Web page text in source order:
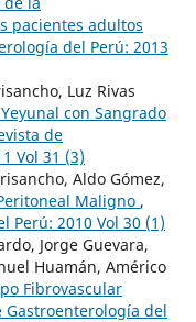
pacientes adultos
del Perú: 2013
Luz Rivas
Yeyunal con Sangrado
de
Vol 31 (3)
Aldo Gómez,
Maligno ,
Perú: 2010 Vol 30 (1)
Jorge Guevara,
Huamán, Américo
Fibrovascular
Gastroenterología del